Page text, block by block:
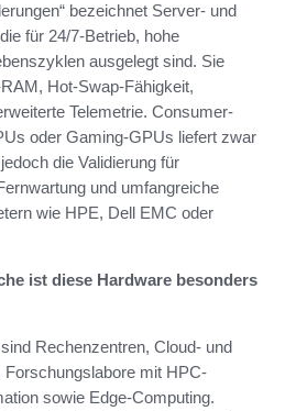
bezeichnet Server- und
für 24/7-Betrieb, hohe
ausgelegt sind. Sie
Hot-Swap-Fähigkeit,
Telemetrie. Consumer-
oder Gaming-GPUs liefert zwar
die Validierung für
und umfangreiche
wie HPE, Dell EMC oder
ist diese Hardware besonders
Rechenzentren, Cloud- und
mit HPC-
sowie Edge-Computing.